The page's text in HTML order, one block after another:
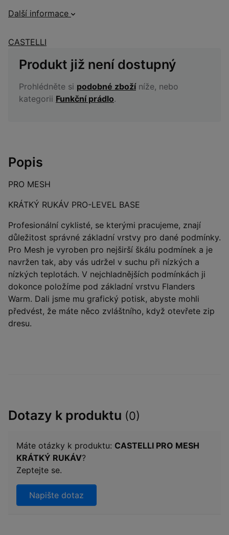
Další informace
CASTELLI
Produkt již není dostupný
Prohlédněte si podobné zbožíníže, nebo
kategorii Funkční prádlo.
Popis
PRO MESH
KRÁTKÝ RUKÁV PRO-LEVEL BASE
Profesionální cyklisté, se kterými pracujeme, znají
důležitost správné základní vrstvy pro dané podmínky.
Pro Mesh je vyroben pro nejširší škálu podmínek a je
navržen tak, aby vás udržel v suchu při nízkých a
nízkých teplotách. V nejchladnějších podmínkách ji
dokonce položíme pod základní vrstvu Flanders
Warm. Dali jsme mu grafický potisk, abyste mohli
předvést, že máte něco zvláštního, když otevřete zip
dresu.
Dotazy k produktu (0)
Máte otázky k produktu: CASTELLI PRO MESH
KRÁTKÝ RUKÁV?
Zeptejte se.
Napište dotaz